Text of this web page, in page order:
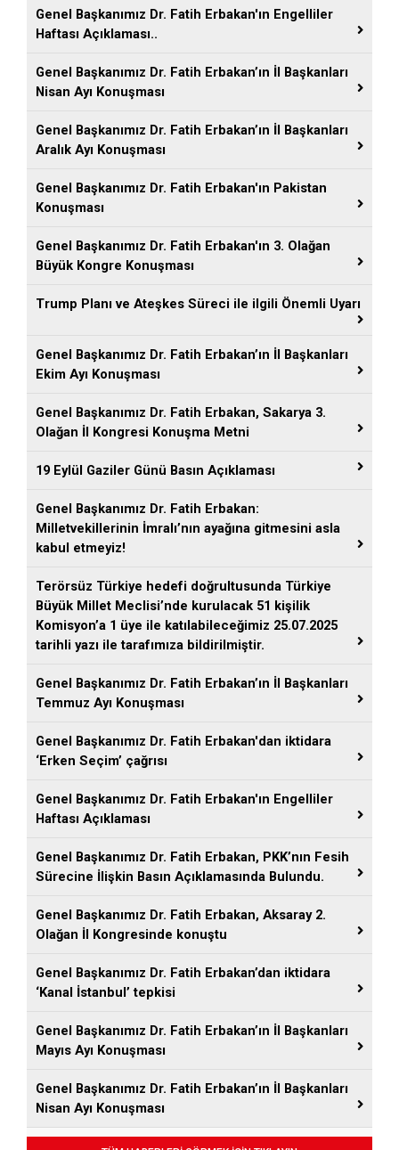
Genel Başkanımız Dr. Fatih Erbakan'ın Engelliler
Haftası Açıklaması..
Genel Başkanımız Dr. Fatih Erbakan’ın İl Başkanları
Nisan Ayı Konuşması
Genel Başkanımız Dr. Fatih Erbakan’ın İl Başkanları
Aralık Ayı Konuşması
Genel Başkanımız Dr. Fatih Erbakan'ın Pakistan
Konuşması
Genel Başkanımız Dr. Fatih Erbakan'ın 3. Olağan
Büyük Kongre Konuşması
Trump Planı ve Ateşkes Süreci ile ilgili Önemli Uyarı
Genel Başkanımız Dr. Fatih Erbakan’ın İl Başkanları
Ekim Ayı Konuşması
Genel Başkanımız Dr. Fatih Erbakan, Sakarya 3.
Olağan İl Kongresi Konuşma Metni
19 Eylül Gaziler Günü Basın Açıklaması
Genel Başkanımız Dr. Fatih Erbakan:
Milletvekillerinin İmralı’nın ayağına gitmesini asla
kabul etmeyiz!
Terörsüz Türkiye hedefi doğrultusunda Türkiye
Büyük Millet Meclisi’nde kurulacak 51 kişilik
Komisyon’a 1 üye ile katılabileceğimiz 25.07.2025
tarihli yazı ile tarafımıza bildirilmiştir.
Genel Başkanımız Dr. Fatih Erbakan’ın İl Başkanları
Temmuz Ayı Konuşması
Genel Başkanımız Dr. Fatih Erbakan'dan iktidara
‘Erken Seçim’ çağrısı
Genel Başkanımız Dr. Fatih Erbakan'ın Engelliler
Haftası Açıklaması
Genel Başkanımız Dr. Fatih Erbakan, PKK’nın Fesih
Sürecine İlişkin Basın Açıklamasında Bulundu.
Genel Başkanımız Dr. Fatih Erbakan, Aksaray 2.
Olağan İl Kongresinde konuştu
Genel Başkanımız Dr. Fatih Erbakan’dan iktidara
‘Kanal İstanbul’ tepkisi
Genel Başkanımız Dr. Fatih Erbakan’ın İl Başkanları
Mayıs Ayı Konuşması
Genel Başkanımız Dr. Fatih Erbakan’ın İl Başkanları
Nisan Ayı Konuşması